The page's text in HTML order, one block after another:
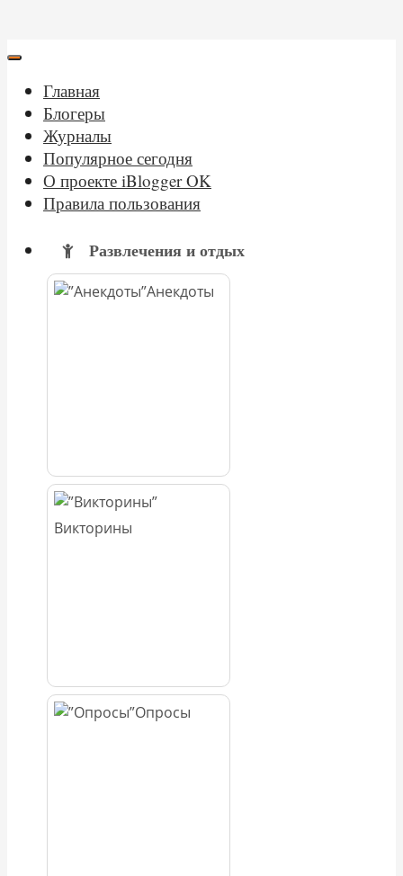
Главная
Блогеры
Журналы
Популярное сегодня
О проекте iBlogger OK
Правила пользования
Развлечения и отдых
Анекдоты
Викторины
Опросы